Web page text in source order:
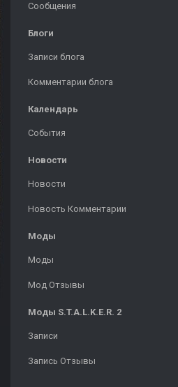
Сообщения
Блоги
Записи блога
Комментарии блога
Календарь
События
Новости
Новости
Новость Комментарии
Моды
Моды
Мод Отзывы
Моды S.T.A.L.K.E.R. 2
Записи
Запись Отзывы